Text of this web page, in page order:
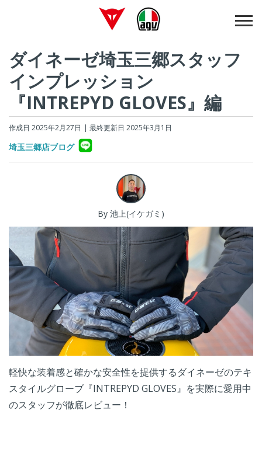
ダイネーゼ埼玉三郷スタッフ
インプレッション
『INTREPYD GLOVES』編
作成日 2025年2月27日 | 最終更新日 2025年3月1日
埼玉三郷店ブログ
By 池上(イケガミ)
軽快な装着感と確かな安全性を提供するダイネーゼのテキ
スタイルグローブ『INTREPYD GLOVES』を実際に愛用中
のスタッフが徹底レビュー！